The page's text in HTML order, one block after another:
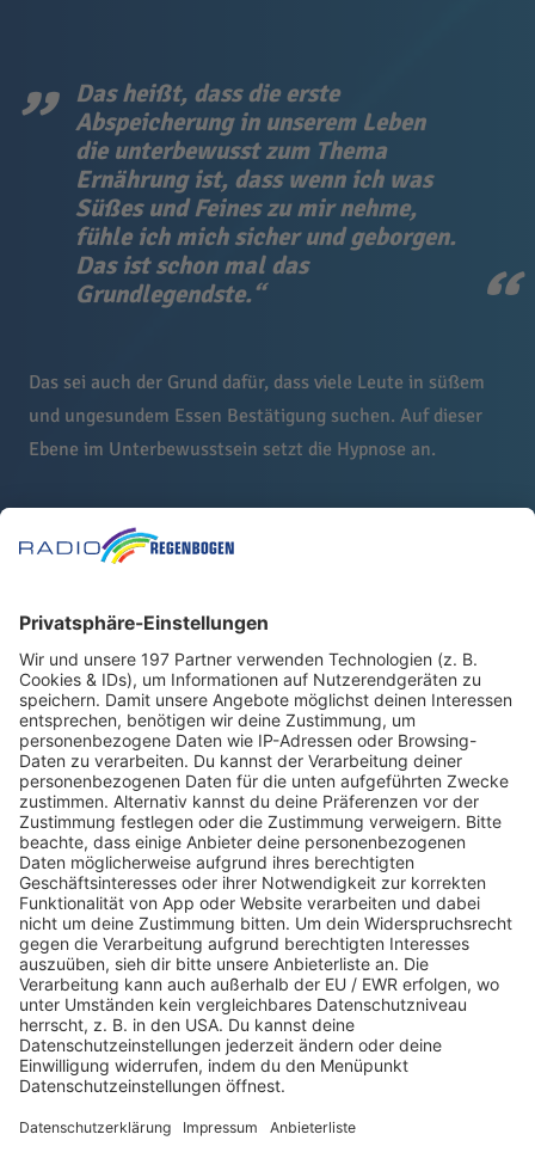
Das heißt, dass die erste
Abspeicherung in unserem Leben
die unterbewusst zum Thema
Ernährung ist, dass wenn ich was
Süßes und Feines zu mir nehme,
fühle ich mich sicher und geborgen.
Das ist schon mal das
Grundlegendste.“
Das sei auch der Grund dafür, dass viele Leute in süßem
und ungesundem Essen Bestätigung suchen. Auf dieser
Ebene im Unterbewusstsein setzt die Hypnose an.
1510_740_Hypnose_Claudia_-
_4_-_Claudia_Mastoras_-
_Hypnose_Coachin.mp3
Weitere Informationen zum Hypnose-Experiment am